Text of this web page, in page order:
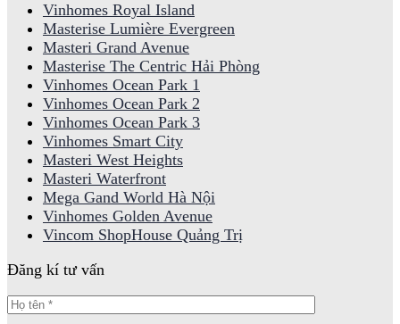
Vinhomes Royal Island
Masterise Lumière Evergreen
Masteri Grand Avenue
Masterise The Centric Hải Phòng
Vinhomes Ocean Park 1
Vinhomes Ocean Park 2
Vinhomes Ocean Park 3
Vinhomes Smart City
Masteri West Heights
Masteri Waterfront
Mega Gand World Hà Nội
Vinhomes Golden Avenue
Vincom ShopHouse Quảng Trị
Đăng kí tư vấn